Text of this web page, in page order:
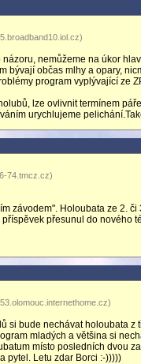
nemůžeme na úkor
bývají občas mlhy a opary,
program vyplývající ze
lze ovlivnit termínem
urychlujeme
74.tmcz.cz)
závodem". Holoubata ze 2.
přesunul do nového
si bude nechávat holoubata
mladých a většina si
místo posledních dvou
pytel. Letu zdar Borci :-)))))